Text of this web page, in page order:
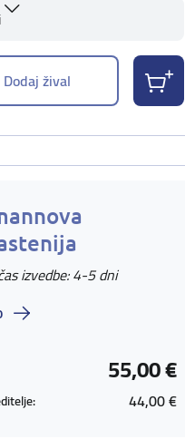
Dodaj žival
izvedbe: 4-5 dni
55,00 €
44,00 €